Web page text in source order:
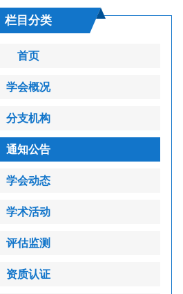
栏目分类
首页
学会概况
分支机构
通知公告
学会动态
学术活动
评估监测
资质认证